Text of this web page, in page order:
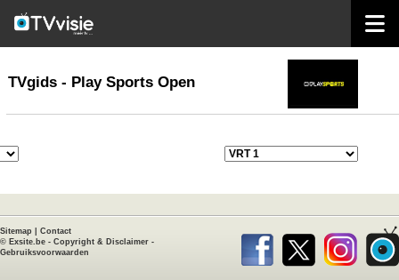
TVgids
TVgids - Play Sports Open
Sitemap
Contact
© Exsite.be - Copyright & Disclaimer -
Gebruiksvoorwaarden